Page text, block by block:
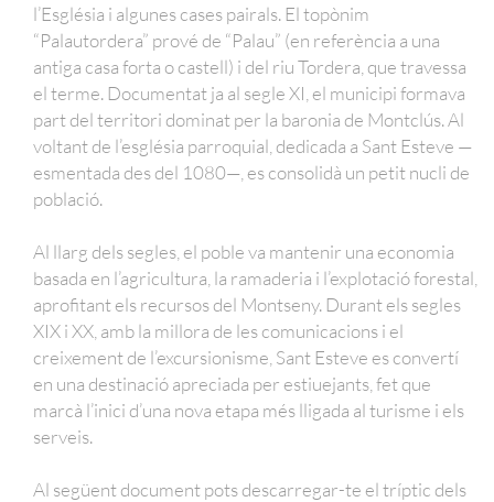
l’Església i algunes cases pairals. El topònim
“Palautordera” prové de “Palau” (en referència a una
antiga casa forta o castell) i del riu Tordera, que travessa
el terme. Documentat ja al segle XI, el municipi formava
part del territori dominat per la baronia de Montclús. Al
voltant de l’església parroquial, dedicada a Sant Esteve —
esmentada des del 1080—, es consolidà un petit nucli de
població.
Al llarg dels segles, el poble va mantenir una economia
basada en l’agricultura, la ramaderia i l’explotació forestal,
aprofitant els recursos del Montseny. Durant els segles
XIX i XX, amb la millora de les comunicacions i el
creixement de l’excursionisme, Sant Esteve es convertí
en una destinació apreciada per estiuejants, fet que
marcà l’inici d’una nova etapa més lligada al turisme i els
serveis.
Al següent document pots descarregar-te el tríptic dels